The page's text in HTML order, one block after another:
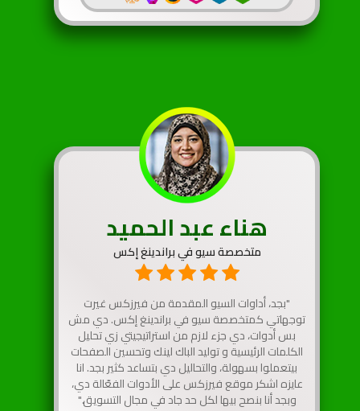
هناء عبد الحميد
متخصصة سيو في براندينغ إكس
"بجد، أداوات السيو المقدمة من فيرزكس غيرت
توجهاتي كمتخصصة سيو في براندينغ إكس. دي مش
بس أدوات، دي جزء لازم من استراتيجيتي زي تحليل
الكلمات الرئيسية و توليد الباك لينك وتحسين الصفحات
بيتعملوا بسهولة، والتحاليل دي بتساعد كثير بجد. انا
عايزه اشكر موقع فيرزكس على الأدوات الفعّالة دي،
وبجد أنا بنصح بيها لكل حد جاد في مجال التسويق."